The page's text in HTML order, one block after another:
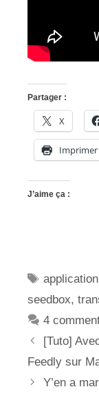
Partager :
X
Imprimer
J’aime ça :
Étiquettes
application
seedbox,
4
[Tuto]
Feedly sur
Y’en a